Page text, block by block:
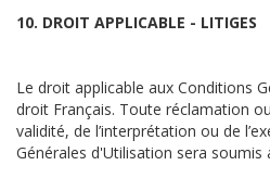
10. DROIT APPLICABLE - LITIGES
Le droit applicable aux Conditions
droit Français. Toute réclamation
validité, de l’interprétation ou de
Générales d'Utilisation sera soumis